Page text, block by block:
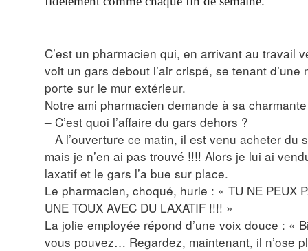
C’est un pharmacien qui, en arrivant au travail
voit un gars debout l’air crispé, se tenant d’une
porte sur le mur extérieur.
Notre ami pharmacien demande à sa
– C’est quoi l’affaire du gars dehors ?
– A l’ouverture ce matin, il est venu acheter du
mais je n’en ai pas trouvé !!!! Alors je lui ai
laxatif et le gars l’a bue sur place.
Le pharmacien, choqué, hurle : « TU NE PEUX
UNE TOUX AVEC DU LAXATIF !!!! »
La jolie employée répond d’une voix douce : «
vous pouvez… Regardez, maintenant, il n’ose